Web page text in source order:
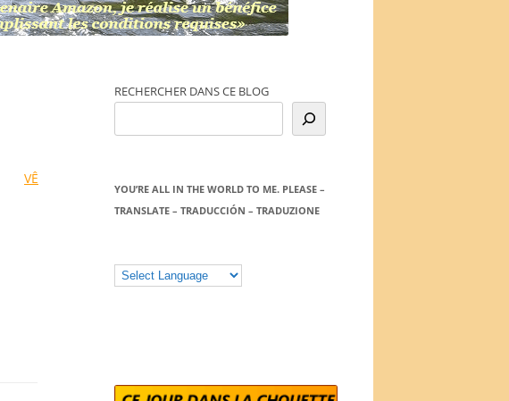
VÊ
RECHERCHER DANS CE BLOG
YOU’RE ALL IN THE WORLD TO ME. PLEASE –
TRANSLATE – TRADUCCIÓN – TRADUZIONE